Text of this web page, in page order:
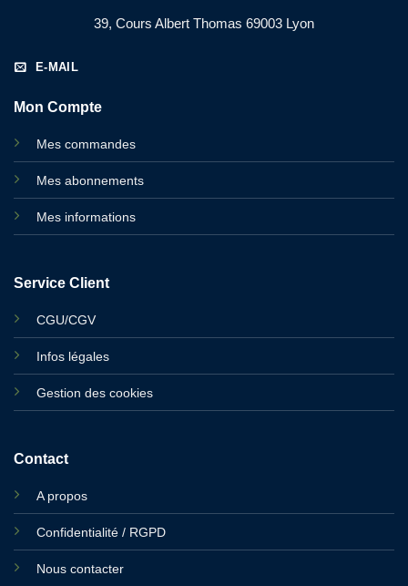
39, Cours Albert Thomas 69003 Lyon
E-MAIL
Mon Compte
Mes commandes
Mes abonnements
Mes informations
Service Client
CGU/CGV
Infos légales
Gestion des cookies
Contact
A propos
Confidentialité / RGPD
Nous contacter